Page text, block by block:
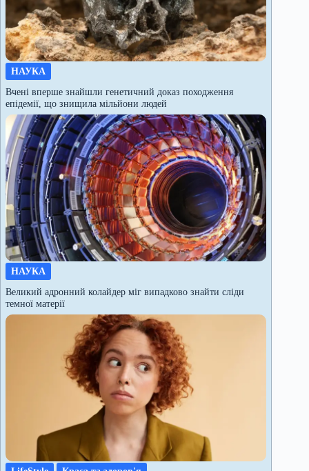
НАУКА
Вчені вперше знайшли генетичний доказ походження
епідемії, що знищила мільйони людей
НАУКА
Великий адронний колайдер міг випадково знайти сліди
темної матерії